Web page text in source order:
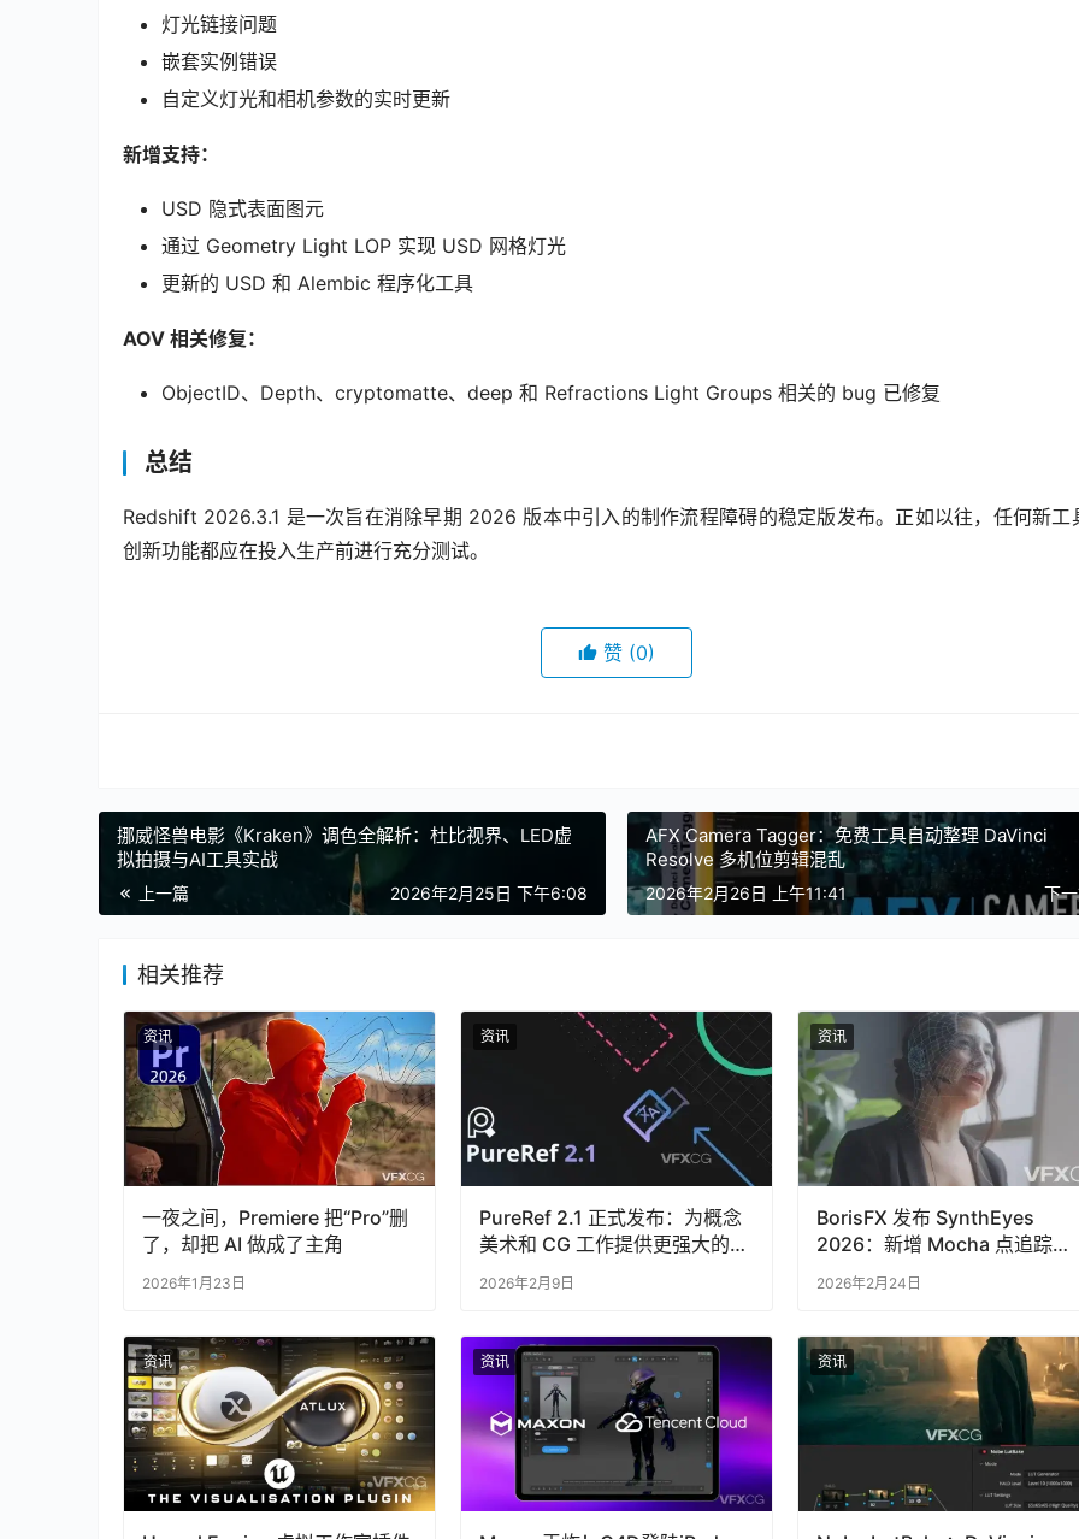
灯光链接问题
嵌套实例错误
自定义灯光和相机参数的实时更新
新增支持：
USD 隐式表面图元
通过 Geometry Light LOP 实现 USD 网格灯光
更新的 USD 和 Alembic 程序化工具
AOV 相关修复：
ObjectID、Depth、cryptomatte、deep 和 Refractions Light Groups 相关的 bug 已修复
总结
Redshift 2026.3.1 是一次旨在消除早期 2026 版本中引入的制作流程障碍的稳定版发布。正如以往，任何新工
创新功能都应在投入生产前进行充分测试。
赞 (0)
挪威怪兽电影《Kraken》调色全解析：杜比视界、LED虚
拟拍摄与AI工具实战
上一篇 2026年2月25日 下午6:08
AFX Camera Tagger：免费工具自动整理 DaVinci
Resolve 多机位剪辑混乱
下
2026年2月26日 上午11:41
相关推荐
资讯
一夜之间，Premiere 把“Pro”删
了，却把 AI 做成了主角
2026年1月23日
资讯
PureRef 2.1 正式发布：为概念
美术和 CG 工作提供更强大的参
考图管理方式
2026年2月9日
资讯
BorisFX 发布 SynthEyes
2026：新增 Mocha 点追踪
器，支持 USD 导入
2026年2月24日
资讯 资讯 资讯